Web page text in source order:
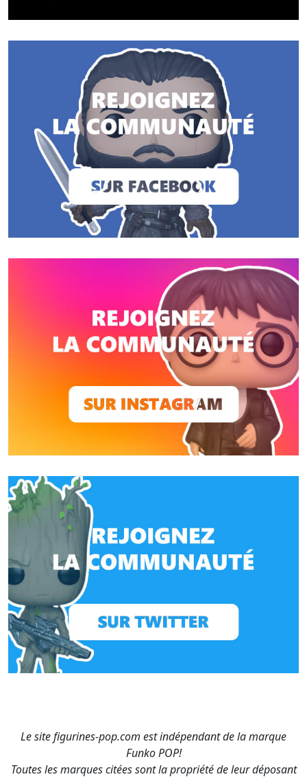
Le site figurines-pop.com est indépendant de la marque
Funko POP!
Toutes les marques citées sont la propriété de leur déposant